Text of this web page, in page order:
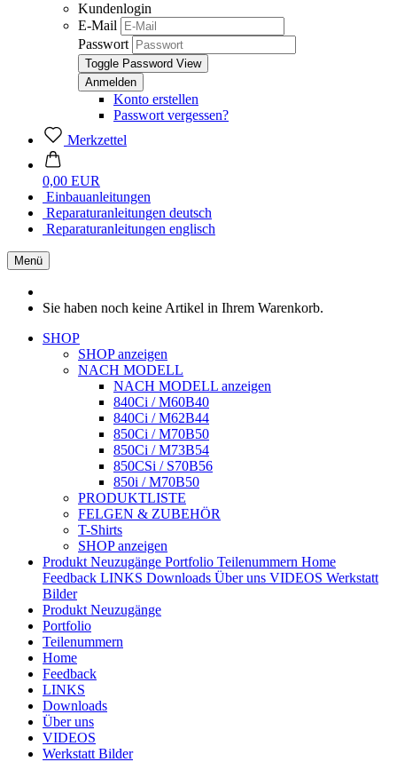
Kundenlogin
E-Mail
Passwort
Toggle Password View
Konto erstellen
Passwort vergessen?
Merkzettel
0,00 EUR
Einbauanleitungen
Reparaturanleitungen deutsch
Reparaturanleitungen englisch
Menü
Sie haben noch keine Artikel in Ihrem Warenkorb.
SHOP
SHOP anzeigen
NACH MODELL
NACH MODELL anzeigen
840Ci / M60B40
840Ci / M62B44
850Ci / M70B50
850Ci / M73B54
850CSi / S70B56
850i / M70B50
PRODUKTLISTE
FELGEN & ZUBEHÖR
T-Shirts
SHOP anzeigen
Produkt Neuzugänge Portfolio Teilenummern Home
Feedback LINKS Downloads Über uns VIDEOS Werkstatt
Bilder
Produkt Neuzugänge
Portfolio
Teilenummern
Home
Feedback
LINKS
Downloads
Über uns
VIDEOS
Werkstatt Bilder